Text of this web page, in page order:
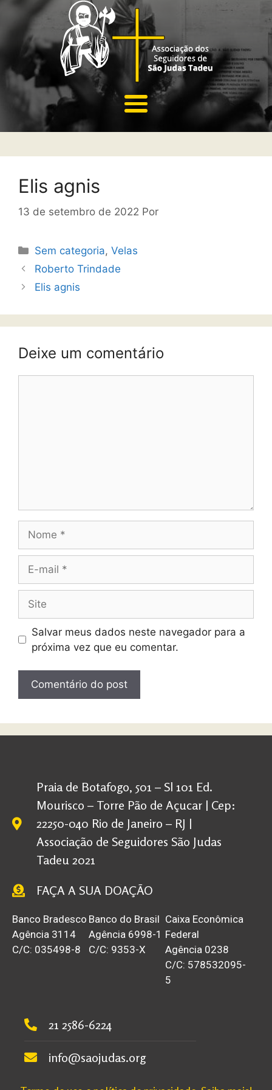
Elis agnis
13 de setembro de 2022 Por
Sem categoria,Velas
Roberto Trindade
Elis agnis
Deixe um comentário
Salvar meus dados neste navegador para a
próxima vez que eu comentar.
Praia de Botafogo, 501 – Sl 101 Ed.
Mourisco – Torre Pão de Açucar | Cep:
22250-040 Rio de Janeiro – RJ |
Associação de Seguidores São Judas
Tadeu 2021
FAÇA A SUA DOAÇÃO
Banco Bradesco
Agência 3114
C/C: 035498-8
Banco do Brasil
Agência 6998-1
C/C: 9353-X
Caixa Econômica
Federal
Agência 0238
C/C: 578532095-
5
21 2586-6224
info@saojudas.org